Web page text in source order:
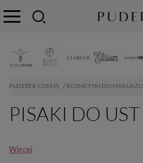
PUDEREK.COM.PL KOSMETYKI DO MAKIJAŻU
PISAKI DO UST
Więcej